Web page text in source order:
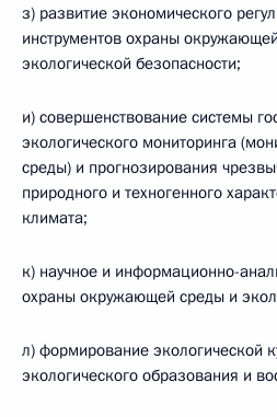
з) развитие экономического
инструментов охраны
экологической безопасности;
и) совершенствование системы
экологического мониторинга
среды) и прогнозирования
природного и техногенного
климата;
к) научное и информационно-
охраны окружающей среды и
л) формирование экологической
экологического образования и